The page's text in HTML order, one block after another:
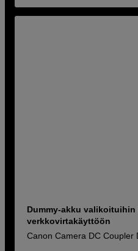
Dummy-akku valikoituihin
verkkovirtakäyttöön
Canon Camera DC Coupler